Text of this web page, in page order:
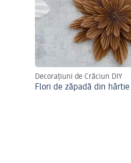
Decorațiuni de Crăciun DIY
Flori de zăpadă din